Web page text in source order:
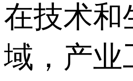
在技术和
域，产业